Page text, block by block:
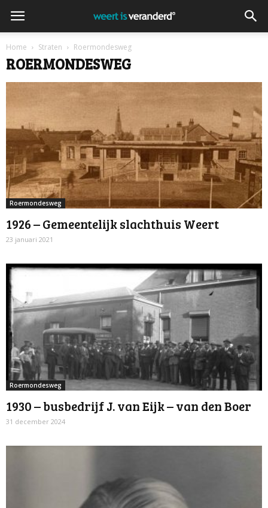
Home Straten Roermondesweg
ROERMONDESWEG
Roermondesweg
1926 – Gemeentelijk slachthuis Weert
23 januari 2021
Roermondesweg
1930 – busbedrijf J. van Eijk – van den Boer
31 december 2024